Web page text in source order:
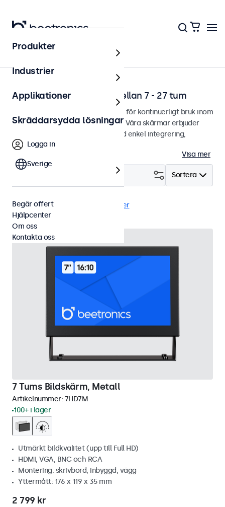
Hem
Professionella skärmar mellan 7 - 27 tum
Professionella skärmar designade för kontinuerligt bruk inom
utmanande användningsområden. Våra skärmar erbjuder
gott om monteringsalternativ med enkel integrering,
anpassat utefter alla miljöer.
Visa mer
Sortera
BNC (CVBS) Rensa filter
7 Tums Bildskärm, Metall
Artikelnummer: 7HD7M
100+ i lager
Utmärkt bildkvalitet (upp till Full HD)
HDMI, VGA, BNC och RCA
Montering: skrivbord, inbyggd, vägg
Yttermått: 176 x 119 x 35 mm
2 799 kr
Produkter
Industrier
Applikationer
Skräddarsydda lösningar
Logga in
Sverige
Begär offert
Hjälpcenter
Om oss
Kontakta oss